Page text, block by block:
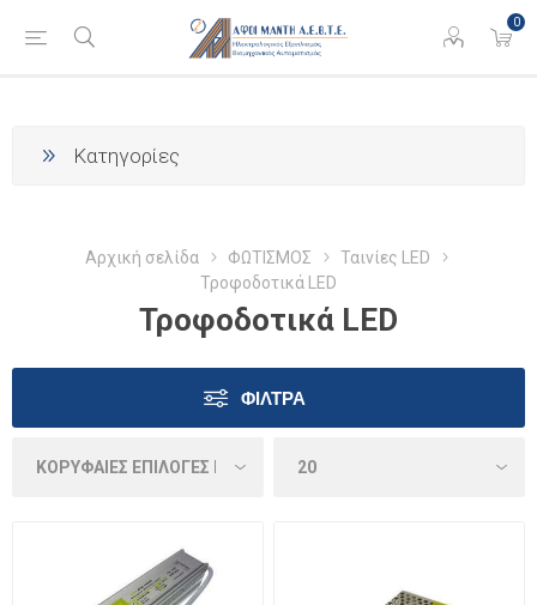
0
Κατηγορίες
Αρχική σελίδα ΦΩΤΙΣΜΟΣ
Ταινίες LED
Τροφοδοτικά LED
Τροφοδοτικά LED
ΦΊΛΤΡΑ